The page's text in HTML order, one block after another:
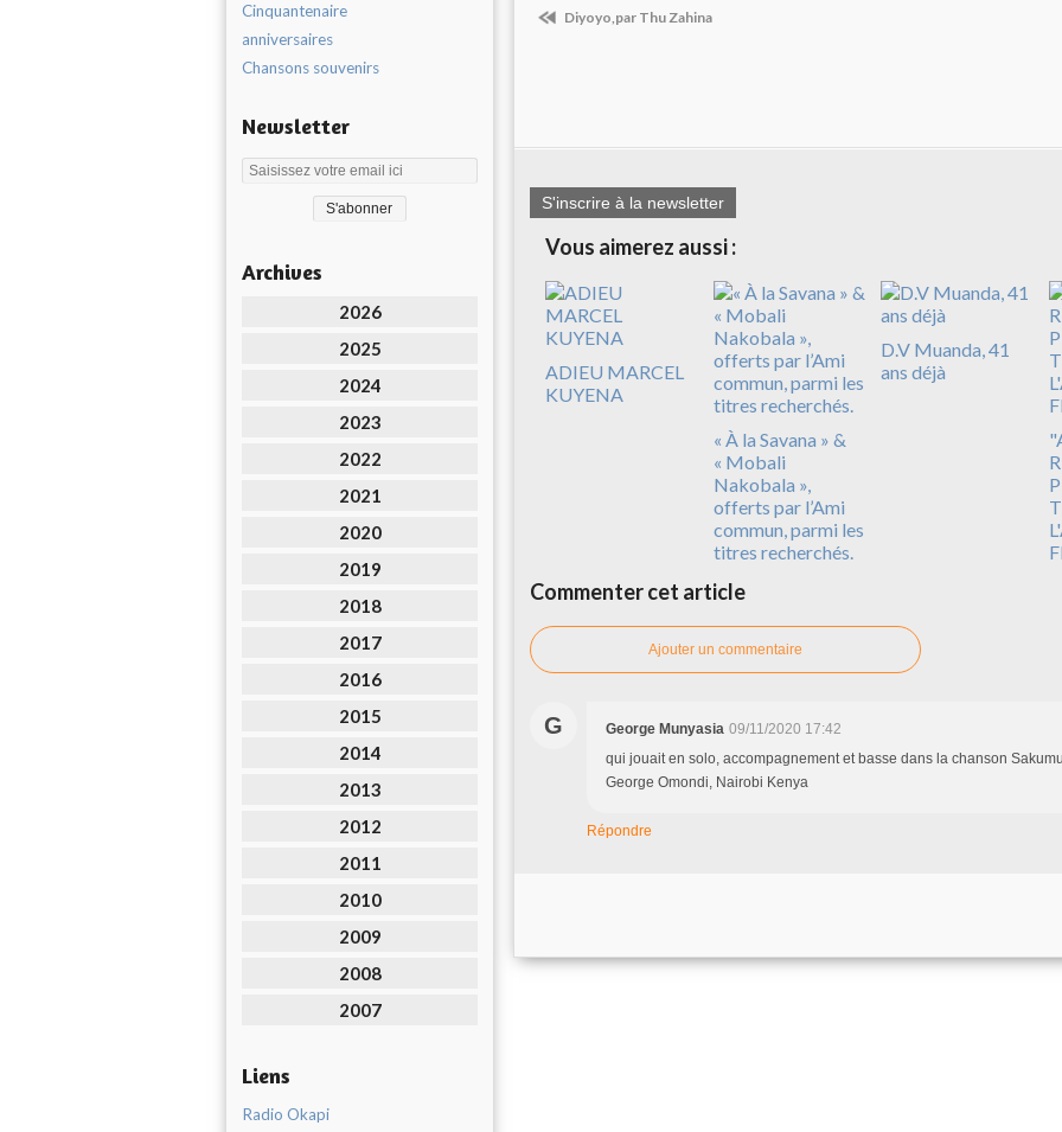
Cinquantenaire
anniversaires
Chansons souvenirs
Newsletter
Archives
2026
2025
2024
2023
2022
2021
2020
2019
2018
2017
2016
2015
2014
2013
2012
2011
2010
2009
2008
2007
Liens
Radio Okapi
Diyoyo,par Thu Zahina
S'inscrire à la newsletter
Vous aimerez aussi :
ADIEU MARCEL
KUYENA
« À la Savana » &
« Mobali
Nakobala »,
offerts par l’Ami
commun, parmi les
titres recherchés.
D.V Muanda, 41
ans déjà
Commenter cet article
Ajouter un commentaire
G George Munyasia 09/11/2020 17:42
qui jouait en solo, accompagnement et basse dans la chanson
George Omondi, Nairobi Kenya
Répondre